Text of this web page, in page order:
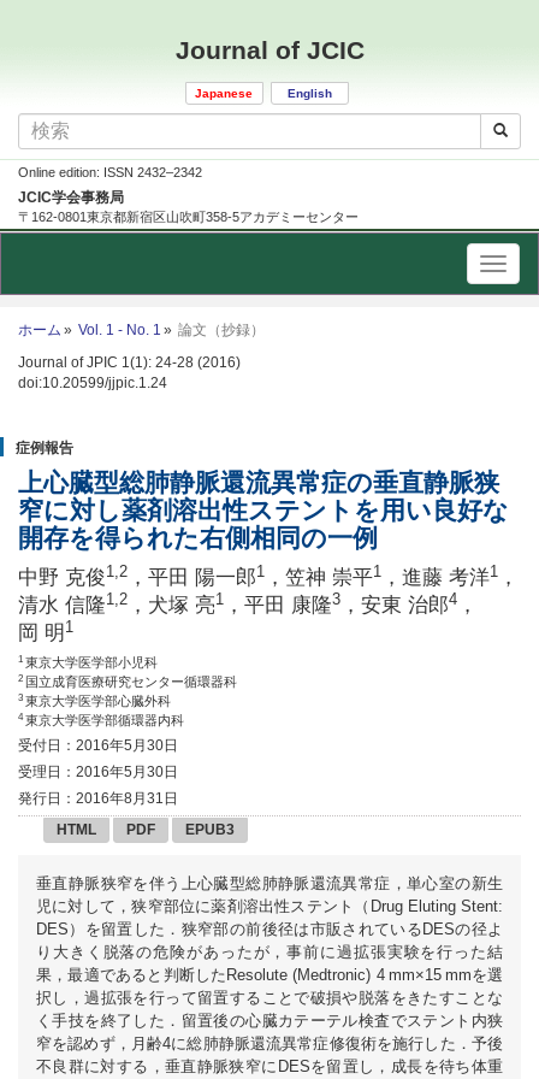
Journal of JCIC
Japanese English
Online edition: ISSN 2432–2342
JCIC学会事務局
〒162-0801東京都新宿区山吹町358-5アカデミーセンター
ホーム Vol. 1 - No. 1
論文（抄録）
Journal of JPIC 1(1): 24-28 (2016)
doi:10.20599/jjpic.1.24
症例報告
上心臓型総肺静脈還流異常症の垂直静脈狭
窄に対し薬剤溶出性ステントを用い良好な
開存を得られた右側相同の一例
中野 克俊1,2 ，平田 陽一郎1 ，笠神 崇平1 ，進藤 考洋1
，
清水 信隆1,2 ，犬塚 亮1 ，平田 康隆3 ，安東 治郎4 ，
岡 明 1
1 東京大学医学部小児科
2 国立成育医療研究センター循環器科
3 東京大学医学部心臓外科
4 東京大学医学部循環器内科
受付日：2016年5月30日
受理日：2016年5月30日
発行日：2016年8月31日
HTML
PDF EPUB3
垂直静脈狭窄を伴う上心臓型総肺静脈還流異常症，単心室の新生
児に対して，狭窄部位に薬剤溶出性ステント（Drug Eluting Stent:
DES）を留置した．狭窄部の前後径は市販されているDESの径よ
り大きく脱落の危険があったが，事前に過拡張実験を行った結
果，最適であると判断したResolute (Medtronic) 4 mm×15 mmを選
択し，過拡張を行って留置することで破損や脱落をきたすことな
く手技を終了した．留置後の心臓カテーテル検査でステント内狭
窄を認めず，月齢4に総肺静脈還流異常症修復術を施行した．予後
不良群に対する，垂直静脈狭窄にDESを留置し，成長を待ち体重